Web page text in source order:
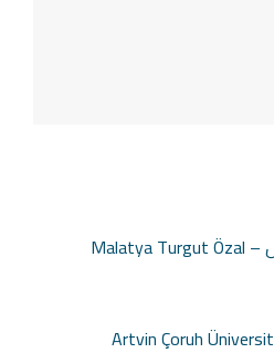
جامعة ملاطيا تورغوت اوزال – Malatya Turgut Özal